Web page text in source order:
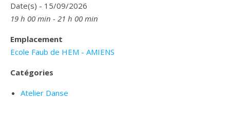
Date(s) - 15/09/2026
19 h 00 min - 21 h 00 min
Emplacement
Ecole Faub de HEM - AMIENS
Catégories
Atelier Danse